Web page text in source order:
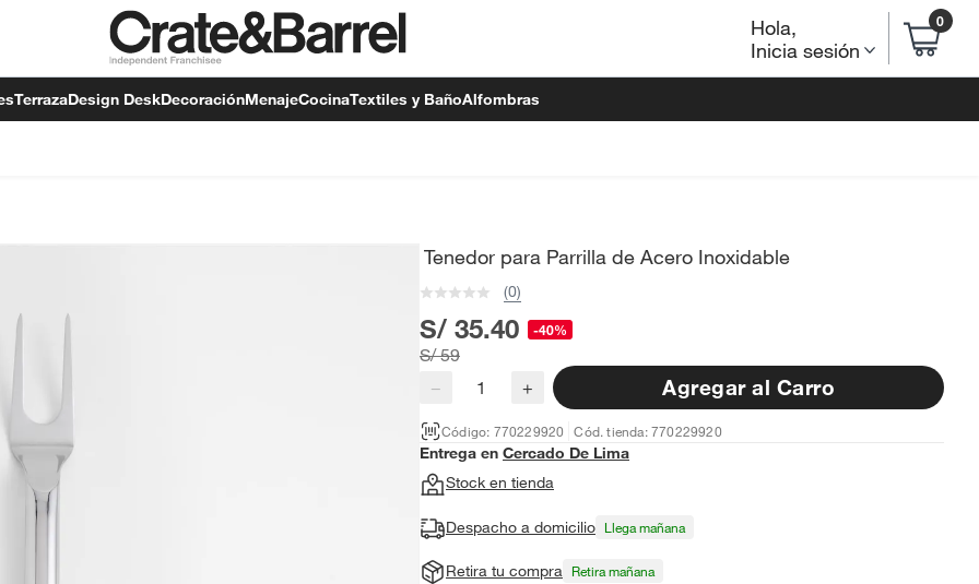
Hola,
Inicia sesión
0
TerrazaDesign DeskDecoraciónMenajeCocinaTextiles y BañoAlfombras
Tenedor para Parrilla de Acero Inoxidable
(0)
S/ 35.40 -40%
S/ 59
−
+ Agregar al Carro
Código: 770229920 Cód. tienda: 770229920
Entrega en Cercado De Lima
Stock en tienda
Despacho a domicilio Llega mañana
Retira tu compra Retira mañana